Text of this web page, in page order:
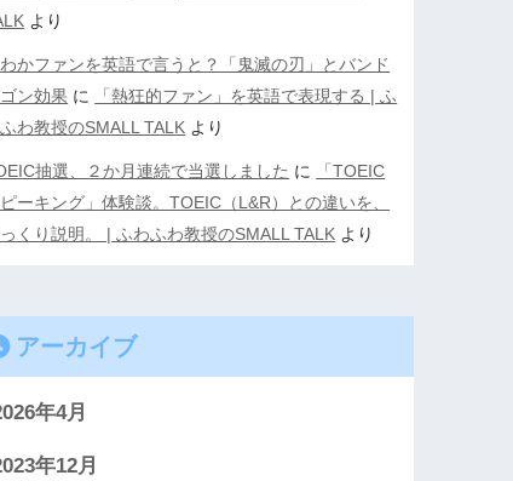
より
かファンを英語で言うと？「鬼滅の刃」とバンド
ン効果 に
「熱狂的ファン」を英語で表現する | ふ
わ教授のSMALL TALK より
抽選、２か月連続で当選しました に
「TOEIC
ーキング」体験談。TOEIC（L&R）との違いを、
くり説明。 | ふわふわ教授のSMALL TALK より
アーカイブ
年4月
年12月